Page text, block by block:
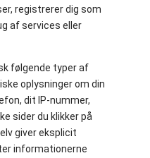
registrerer dig som
af services eller
følgende typer af
oplysninger om din
dit IP-nummer,
sider du klikker på
giver eksplicit
informationerne